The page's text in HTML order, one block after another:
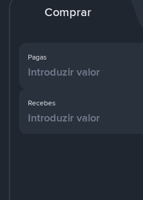
Comprar
Pagas
Recebes